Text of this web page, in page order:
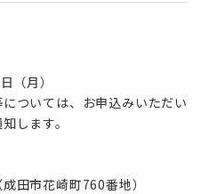
（月）
ついては、お申込みいただい
します。
田市花崎町760番地）